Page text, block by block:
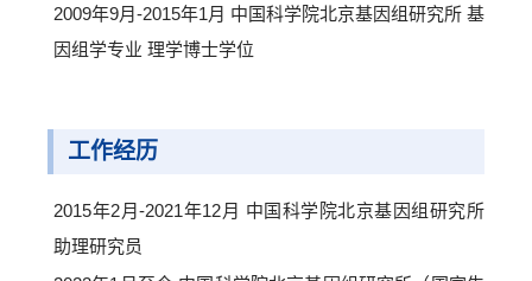
2009年9月-2015年1月 中国科学院北京基因组研究所 基
因组学专业 理学博士学位
工作经历
2015年2月-2021年12月 中国科学院北京基因组研究所
助理研究员